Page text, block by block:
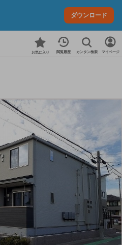
ダウンロード
お気に入り 閲覧履歴 カンタン検索 マイページ